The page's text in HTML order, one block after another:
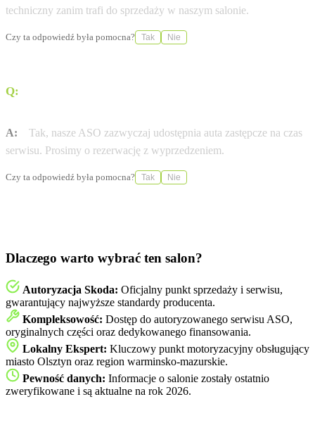
techniczny zanim trafi do sprzedaży w naszym salonie.
Czy ta odpowiedź była pomocna? Tak Nie
Q:
A:
Tak, nasze ASO zazwyczaj udostępnia auta zastępcze na czas
serwisu. Prosimy o rezerwację z wyprzedzeniem.
Czy ta odpowiedź była pomocna? Tak Nie
Dlaczego warto wybrać ten salon?
Autoryzacja Skoda: Oficjalny punkt sprzedaży i serwisu,
gwarantujący najwyższe standardy producenta.
Kompleksowość: Dostęp do autoryzowanego serwisu ASO,
oryginalnych części oraz dedykowanego finansowania.
Lokalny Ekspert: Kluczowy punkt motoryzacyjny obsługujący
miasto Olsztyn oraz region warminsko-mazurskie.
Pewność danych: Informacje o salonie zostały ostatnio
zweryfikowane i są aktualne na rok 2026.